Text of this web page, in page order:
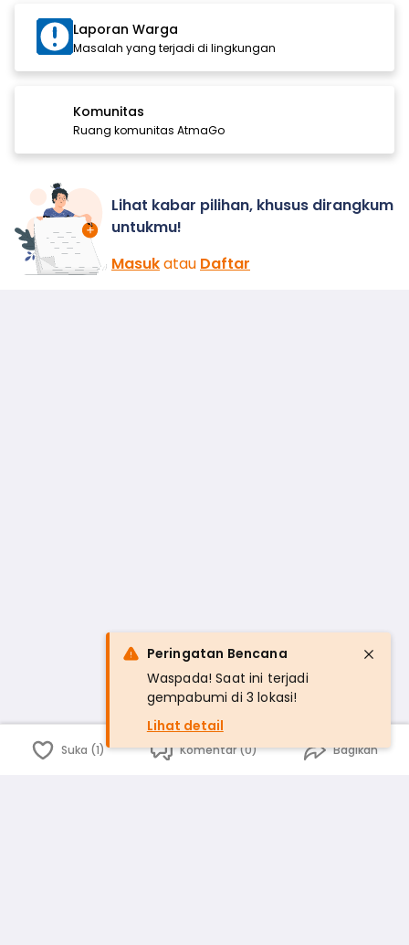
Laporan Warga
Masalah yang terjadi di lingkungan
Komunitas
Ruang komunitas AtmaGo
Lihat kabar pilihan, khusus dirangkum
untukmu!
Masukatau Daftar
Suka (1) Komentar (0) Bagikan
Peringatan Bencana
Waspada! Saat ini terjadi
gempabumi di 3 lokasi!
Lihat detail